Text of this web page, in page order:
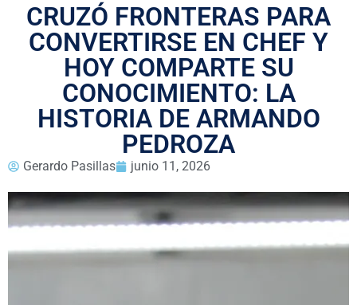
CRUZÓ FRONTERAS PARA
CONVERTIRSE EN CHEF Y
HOY COMPARTE SU
CONOCIMIENTO: LA
HISTORIA DE ARMANDO
PEDROZA
Gerardo Pasillas junio 11, 2026